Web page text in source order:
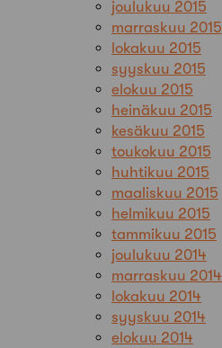
joulukuu 2015
marraskuu 2015
lokakuu 2015
syyskuu 2015
elokuu 2015
heinäkuu 2015
kesäkuu 2015
toukokuu 2015
huhtikuu 2015
maaliskuu 2015
helmikuu 2015
tammikuu 2015
joulukuu 2014
marraskuu 2014
lokakuu 2014
syyskuu 2014
elokuu 2014